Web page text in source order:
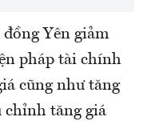
Yên giảm
pháp tài chính
cũng như tăng
chỉnh tăng giá